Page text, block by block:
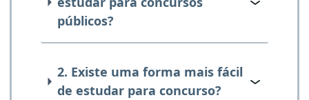
públicos?
2. Existe uma forma mais fácil
de estudar para concurso?